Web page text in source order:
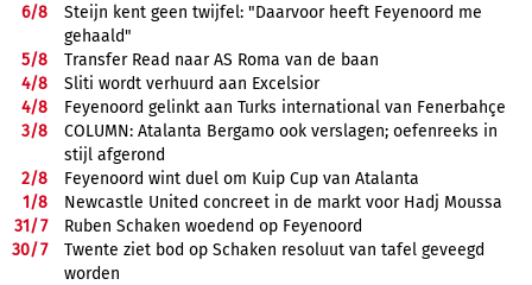
6/8
Steijn kent geen twijfel: "Daarvoor heeft Feyenoord me
gehaald"
5/8
Transfer Read naar AS Roma van de baan
4/8
Sliti wordt verhuurd aan Excelsior
4/8
Feyenoord gelinkt aan Turks international van Fenerbahçe
3/8
COLUMN: Atalanta Bergamo ook verslagen; oefenreeks in
stijl afgerond
2/8
Feyenoord wint duel om Kuip Cup van Atalanta
1/8
Newcastle United concreet in de markt voor Hadj Moussa
31/7
Ruben Schaken woedend op Feyenoord
30/7
Twente ziet bod op Schaken resoluut van tafel geveegd
worden